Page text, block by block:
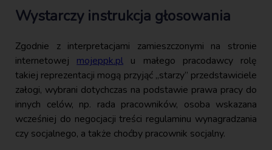
Wystarczy instrukcja głosowania
Zgodnie z interpretacjami zamieszczonymi na stronie
internetowej mojeppk.pl u małego pracodawcy rolę
takiej reprezentacji mogą przyjąć „starzy” przedstawiciele
załogi, wybrani dotychczas na podstawie prawa pracy do
innych celów, np. rada pracowników, osoba wskazana
wcześniej do negocjacji treści regulaminu wynagradzania
czy socjalnego, a także choćby pracownik socjalny.